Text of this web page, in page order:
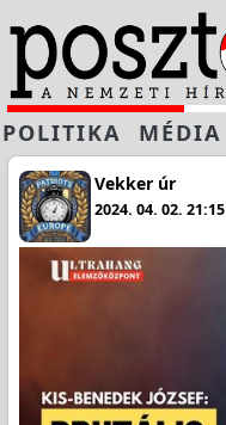
POLITIKA MÉDIA
Vekker úr
2024. 04. 02. 21:15